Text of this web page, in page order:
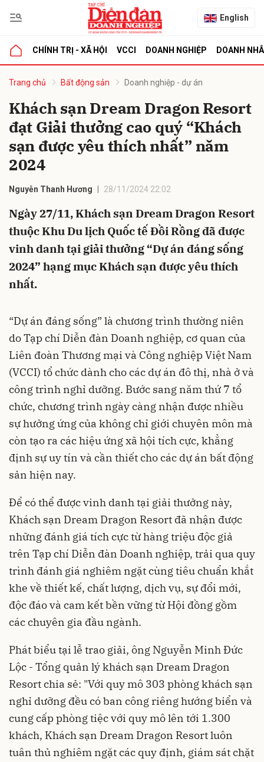
English
CHÍNH TRỊ - XÃ HỘI VCCI DOANH NGHIỆP DOANH
Trang chủ Bất động sản Doanh nghiệp - dự án
Khách sạn Dream Dragon Resort
đạt Giải thưởng cao quý “Khách
sạn được yêu thích nhất” năm
2024
Nguyễn Thanh Hương 28/11/2024 22:02
Ngày 27/11, Khách sạn Dream Dragon Resort
thuộc Khu Du lịch Quốc tế Đồi Rồng đã được
vinh danh tại giải thưởng “Dự án đáng sống
2024” hạng mục Khách sạn được yêu thích
nhất.
“Dự án đáng sống” là chương trình thường niên
do Tạp chí Diễn đàn Doanh nghiệp, cơ quan của
Liên đoàn Thương mại và Công nghiệp Việt Nam
(VCCI) tổ chức dành cho các dự án đô thị, nhà ở và
công trình nghỉ dưỡng. Bước sang năm thứ 7 tổ
chức, chương trình ngày càng nhận được nhiều
sự hưởng ứng của không chỉ giới chuyên môn mà
còn tạo ra các hiệu ứng xã hội tích cực, khẳng
định sự uy tín và cần thiết cho các dự án bất động
sản hiện nay.
Để có thể được vinh danh tại giải thưởng này,
Khách sạn Dream Dragon Resort đã nhận được
những đánh giá tích cực từ hàng triệu độc giả
trên Tạp chí Diễn đàn Doanh nghiệp, trải qua quy
trình đánh giá nghiêm ngặt cùng tiêu chuẩn khắt
khe về thiết kế, chất lượng, dịch vụ, sự đổi mới,
độc đáo và cam kết bền vững từ Hội đồng gồm
các chuyên gia đầu ngành.
Phát biểu tại lễ trao giải, ông Nguyễn Minh Đức
Lộc - Tổng quản lý khách sạn Dream Dragon
Resort chia sẻ: "Với quy mô 303 phòng khách sạn
nghỉ dưỡng đều có ban công riêng hướng biển và
cung cấp phòng tiệc với quy mô lên tới 1.300
khách, Khách sạn Dream Dragon Resort luôn
tuân thủ nghiêm ngặt các quy định, giám sát chặt
luận